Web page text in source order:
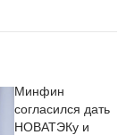
Минфин
согласился дать
НОВАТЭКу и